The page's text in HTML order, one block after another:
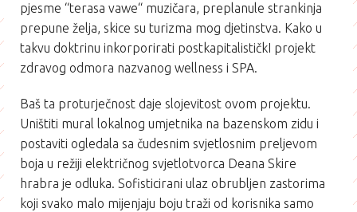
pjesme “terasa vawe“ muzičara, preplanule strankinja
prepune želja, skice su turizma mog djetinstva. Kako u
takvu doktrinu inkorporirati postkapitalističkI projekt
zdravog odmora nazvanog wellness i SPA.
Baš ta proturječnost daje slojevitost ovom projektu.
Uništiti mural lokalnog umjetnika na bazenskom zidu i
postaviti ogledala sa čudesnim svjetlosnim preljevom
boja u režiji električnog svjetlotvorca Deana Skire
hrabra je odluka. Sofisticirani ulaz obrubljen zastorima
koji svako malo mijenjaju boju traži od korisnika samo